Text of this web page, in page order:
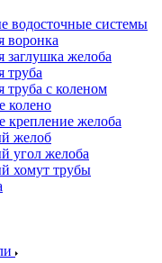
водосточные системы
воронка
заглушка желоба
труба
труба c коленом
колено
крепление желоба
желоб
угол желоба
хомут трубы